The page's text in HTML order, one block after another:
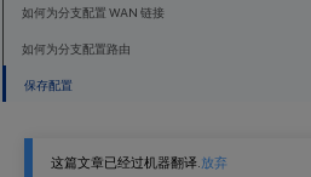
这篇文章已经过机器翻译.放弃
如何为分支配置 WAN 链接
如何为分支配置路由
保存配置